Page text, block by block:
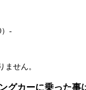
-
ません。
グカーに乗った事